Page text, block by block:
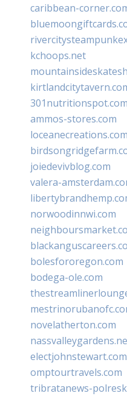
caribbean-
kchoops.net
301nutritionspot.com
ammos-stores.com
loceanecreations.com
joiedevivblog.com
valera-
norwoodinnwi.com
bolesfororegon.com
bodega-ole.com
novelatherton.com
electjohnstewart.com
omptourtravels.com
tribratanews-